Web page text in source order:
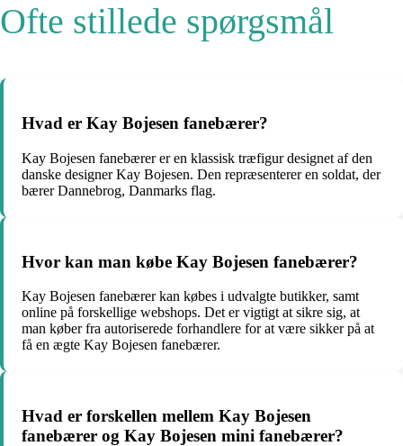
Ofte stillede spørgsmål
Hvad er Kay Bojesen fanebærer?
Kay Bojesen fanebærer er en klassisk træfigur designet af den
danske designer Kay Bojesen. Den repræsenterer en soldat, der
bærer Dannebrog, Danmarks flag.
Hvor kan man købe Kay Bojesen fanebærer?
Kay Bojesen fanebærer kan købes i udvalgte butikker, samt
online på forskellige webshops. Det er vigtigt at sikre sig, at
man køber fra autoriserede forhandlere for at være sikker på at
få en ægte Kay Bojesen fanebærer.
Hvad er forskellen mellem Kay Bojesen
fanebærer og Kay Bojesen mini fanebærer?